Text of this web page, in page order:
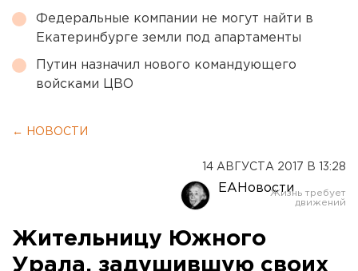
Федеральные компании не могут найти в
Екатеринбурге земли под апартаменты
Путин назначил нового командующего
войсками ЦВО
← НОВОСТИ
14 АВГУСТА 2017 В 13:28
ЕАНовости
Жительницу Южного
Урала, задушившую своих